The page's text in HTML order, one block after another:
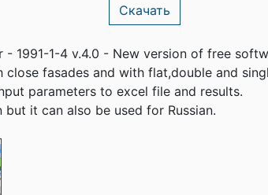
Скачать
- 1991-1-4 v.4.0 - New version of free
fasades and with flat,double and
parameters to excel file and results.
but it can also be used for Russian.